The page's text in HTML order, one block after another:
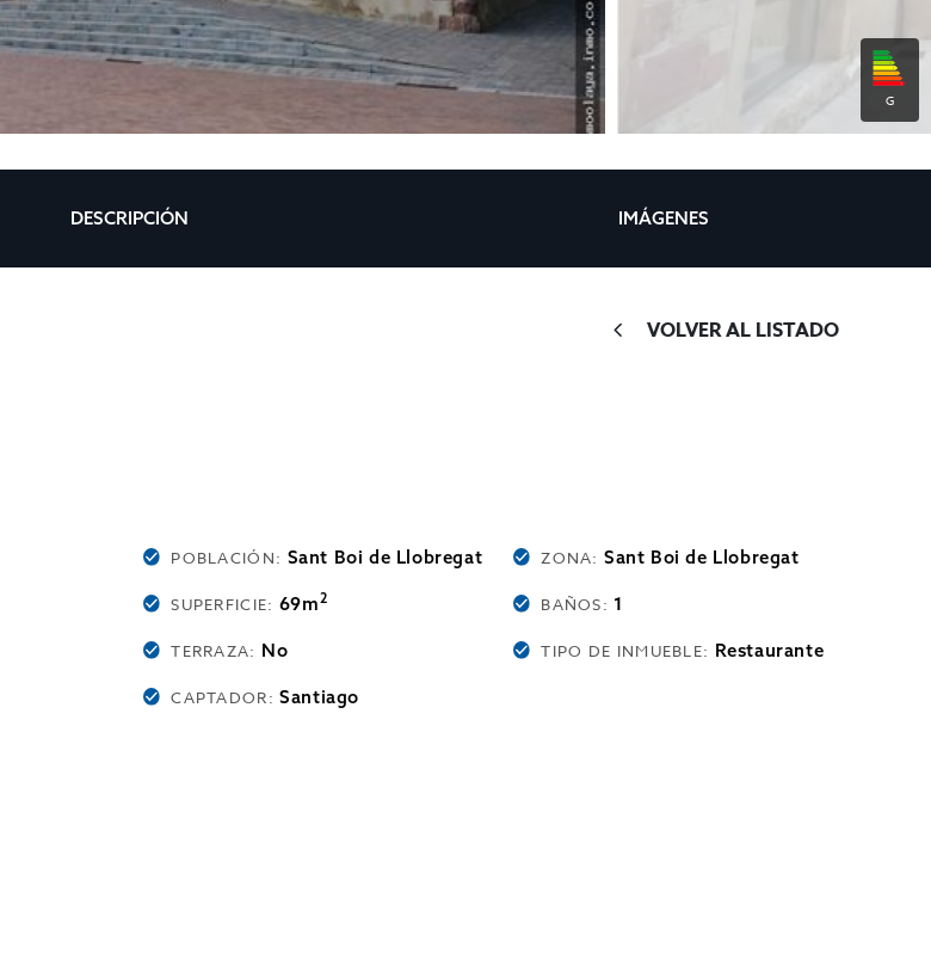
G
DESCRIPCIÓN IMÁGENES
VOLVER AL LISTADO
POBLACIÓN: Sant Boi de Llobregat ZONA:Sant Boi de Llobregat
SUPERFICIE: 69m2 BAÑOS: 1
TERRAZA: No TIPO DE INMUEBLE: Restaurante
CAPTADOR:Santiago